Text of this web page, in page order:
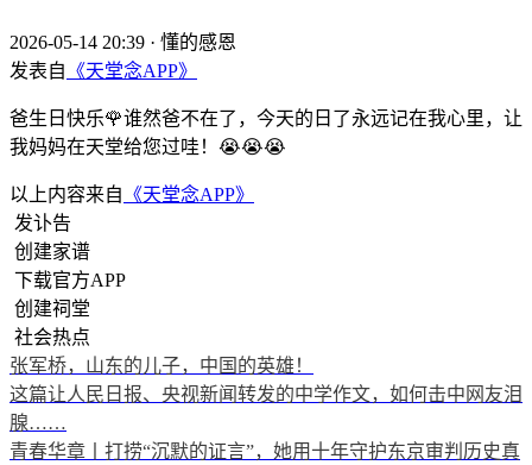
2026-05-14 20:39 · 懂的感恩
发表自 《天堂念APP》
爸生日快乐🌹谁然爸不在了，今天的日了永远记在我心里，让
我妈妈在天堂给您过哇！😭😭😭
以上内容来自 《天堂念APP》
发讣告
创建家谱
下载官方APP
创建祠堂
社会热点
张军桥，山东的儿子，中国的英雄！
这篇让人民日报、央视新闻转发的中学作文，如何击中网友泪
腺……
青春华章丨打捞“沉默的证言”，她用十年守护东京审判历史真